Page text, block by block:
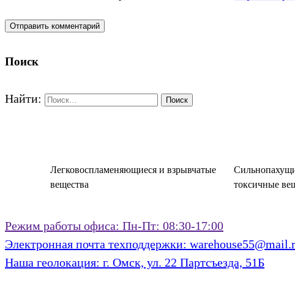
Поиск
Найти:
Легковоспламеняющиеся и взрывчатые
вещества
токсичные
Режим работы офиса: Пн-Пт: 08:30-17:00
Электронная почта техподдержки:
Наша геолокация: г. Омск, ул. 22 Партсъезда, 51Б